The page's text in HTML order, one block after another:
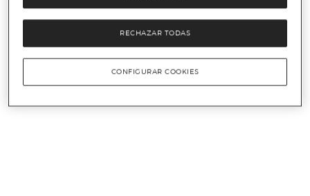
RECHAZAR TODAS
CONFIGURAR COOKIES